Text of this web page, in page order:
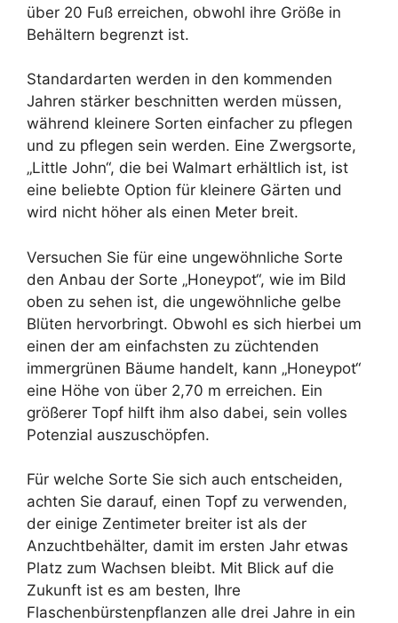
über 20 Fuß erreichen, obwohl ihre Größe in
Behältern begrenzt ist.
Standardarten werden in den kommenden
Jahren stärker beschnitten werden müssen,
während kleinere Sorten einfacher zu pflegen
und zu pflegen sein werden. Eine Zwergsorte,
„Little John“, die bei Walmart erhältlich ist, ist
eine beliebte Option für kleinere Gärten und
wird nicht höher als einen Meter breit.
Versuchen Sie für eine ungewöhnliche Sorte
den Anbau der Sorte „Honeypot“, wie im Bild
oben zu sehen ist, die ungewöhnliche gelbe
Blüten hervorbringt. Obwohl es sich hierbei um
einen der am einfachsten zu züchtenden
immergrünen Bäume handelt, kann „Honeypot“
eine Höhe von über 2,70 m erreichen. Ein
größerer Topf hilft ihm also dabei, sein volles
Potenzial auszuschöpfen.
Für welche Sorte Sie sich auch entscheiden,
achten Sie darauf, einen Topf zu verwenden,
der einige Zentimeter breiter ist als der
Anzuchtbehälter, damit im ersten Jahr etwas
Platz zum Wachsen bleibt. Mit Blick auf die
Zukunft ist es am besten, Ihre
Flaschenbürstenpflanzen alle drei Jahre in ein